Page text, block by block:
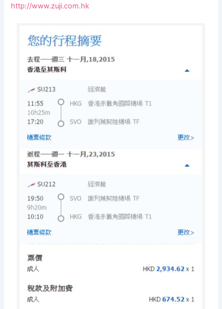
http://www.zuji.com.hk